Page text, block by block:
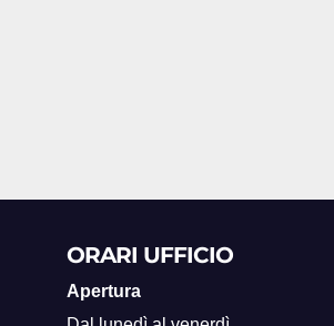
ORARI UFFICIO
Apertura